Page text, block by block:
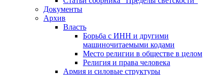
Документы
Архив
Власть
Борьба с ИНН и другими
машиночитаемыми кодами
Место религии в обществе в целом
Религия и права человека
Армия и силовые структуры